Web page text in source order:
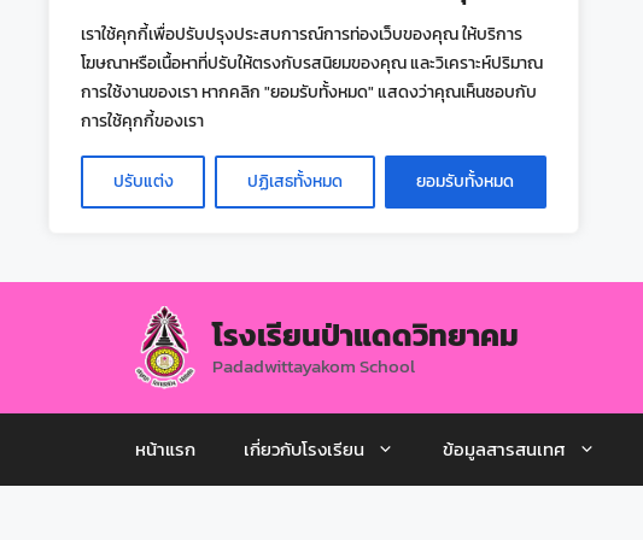
เราใช้คุกกี้เพื่อปรับปรุงประสบการณ์การท่องเว็บของคุณ ให้บริการ
โฆษณาหรือเนื้อหาที่ปรับให้ตรงกับรสนิยมของคุณ และวิเคราะห์ปริมาณ
การใช้งานของเรา หากคลิก "ยอมรับทั้งหมด" แสดงว่าคุณเห็นชอบกับ
การใช้คุกกี้ของเรา
ปรับแต่ง ปฏิเสธทั้งหมด ยอมรับทั้งหมด
โรงเรียนป่าแดดวิทยาคม
Padadwittayakom School
หน้าแรก เกี่ยวกับโรงเรียน ข้อมูลสารสนเทศ